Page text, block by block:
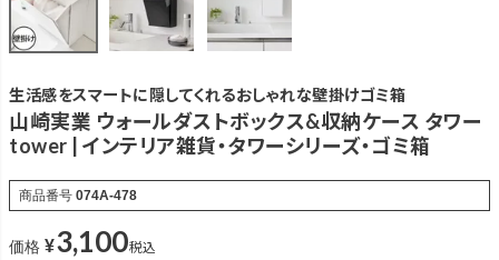
生活感をスマートに隠してくれるおしゃれな壁掛けゴミ箱
山崎実業 ウォールダストボックス&収納ケース タワー
tower | インテリア雑貨・タワーシリーズ・ゴミ箱
商品番号 074A-478
価格 ¥3,100税込